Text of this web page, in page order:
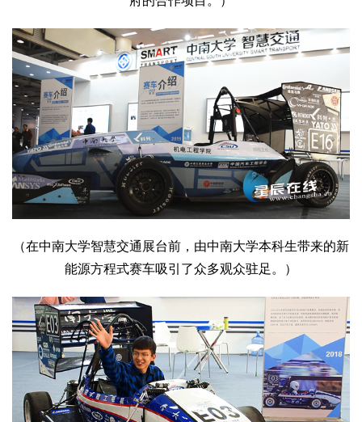
制造2025 大国工匠
科教
科技观察 创新前沿 智慧教育 职业教育
三农
智慧农业 智慧乡村 基层之声
国防
国防建设 军民融合 兵器装备 军营风采
国际
视频
访谈 动态
京 津 冀 晋 蒙 辽 吉 黑 沪 苏 浙 皖
闽
（在中南大学智慧交通展台前，由中南大学本科生带来的新
能源方程式赛车吸引了众多观众驻足。）